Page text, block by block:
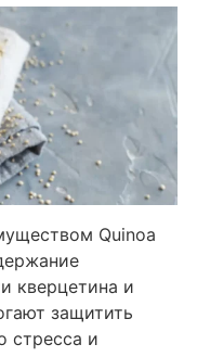
Quinoa
кверцетина и
защитить
стресса и